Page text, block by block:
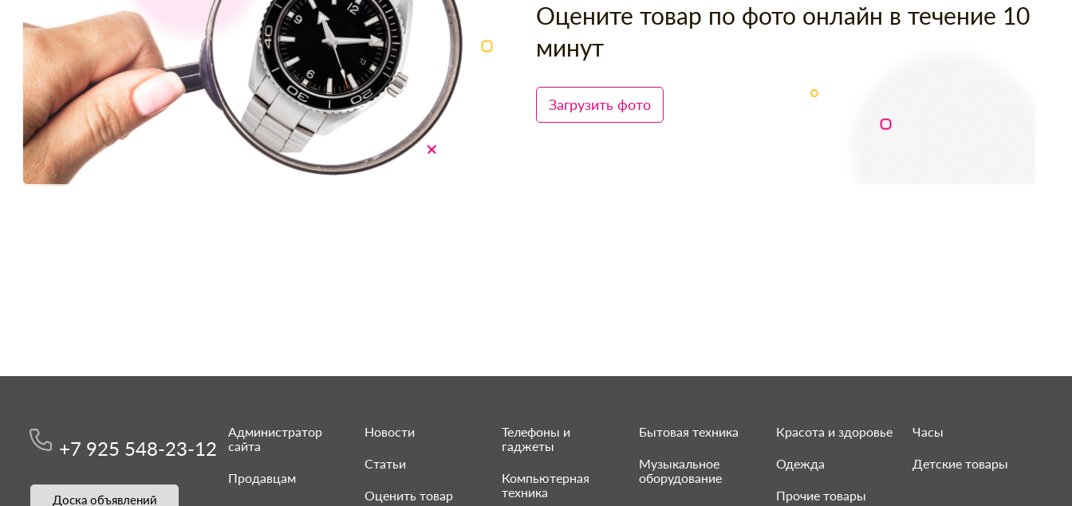
Оцените товар по фото онлайн в течение 10
минут
Загрузить фото
+7 925 548-23-12
Доска объявлений
Администратор
сайта
Продавцам
Новости
Статьи
Оценить товар
Телефоны и
гаджеты
Компьютерная
техника
Бытовая техника
Музыкальное
оборудование
Красота и здоровье
Одежда
Прочие товары
Часы
Детские товары